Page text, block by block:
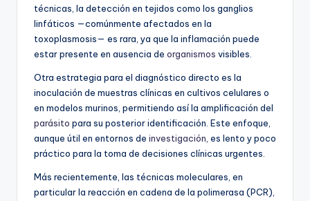
técnicas, la detección en tejidos como los ganglios
linfáticos —comúnmente afectados en la
toxoplasmosis— es rara, ya que la inflamación puede
estar presente en ausencia de organismos visibles.
Otra estrategia para el diagnóstico directo es la
inoculación de muestras clínicas en cultivos celulares o
en modelos murinos, permitiendo así la amplificación del
parásito para su posterior identificación. Este enfoque,
aunque útil en entornos de investigación, es lento y poco
práctico para la toma de decisiones clínicas urgentes.
Más recientemente, las técnicas moleculares, en
particular la reacción en cadena de la polimerasa (PCR),